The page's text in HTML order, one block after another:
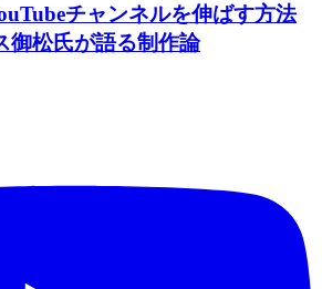
チャンネルを伸ばす方法
御松氏が語る制作論